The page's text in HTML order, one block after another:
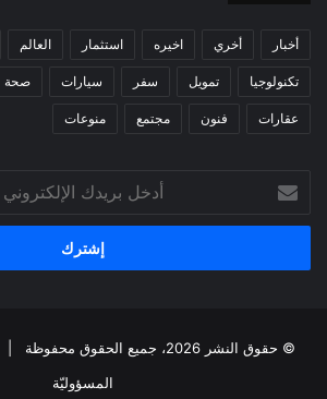
أخبار أخري اخيره استثمار العالم
تكنولوجيا تمويل سفر سيارات صحة
عقارات فنون مجتمع منوعات
بريدك
الإلكتروني
© حقوق النشر 2026، جميع الحقوق محفوظة |
المسؤوليّة